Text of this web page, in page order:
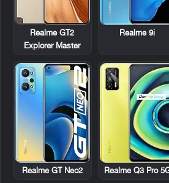
Realme 9i
Realme GT2
Explorer Master
Realme Q3 Pro
Realme GT Neo2